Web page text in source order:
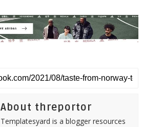
About threportor
Templatesyard is a blogger resources